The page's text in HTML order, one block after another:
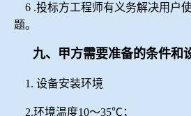
6 .投标方工程师有义务解决用户
题。
九、甲方需要准备的条件和
1. 设备安装环境
2.环境温度10～35℃；